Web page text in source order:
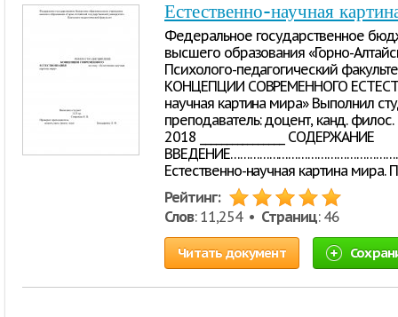
Естественно-научная
Федеральное государственное
высшего образования «Горно-
Психолого-педагогический
КОНЦЕПЦИИ СОВРЕМЕННОГО
научная картина мира» Выполнил
преподаватель: доцент, канд.
2018 ________________ СОДЕРЖАНИЕ
Естественно-научная картина мира.
Рейтинг:
Слов: 11,254 • Страниц: 46
Читать документ